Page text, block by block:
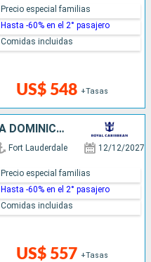
US$ 548 +Tasas
Precio especial familias
Hasta -60% en el 2° pasajero
Comidas incluidas
ESTADOS UNIDOS, REPÚBLICA DOMINICANA, HAITI, BAHAMAS
Fort Lauderdale 12/12/2027
US$ 557 +Tasas
Precio especial familias
Hasta -60% en el 2° pasajero
Comidas incluidas